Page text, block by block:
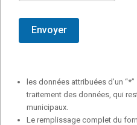
les données attribuées d’un
traitement des données, qui
municipaux.
Le remplissage complet du